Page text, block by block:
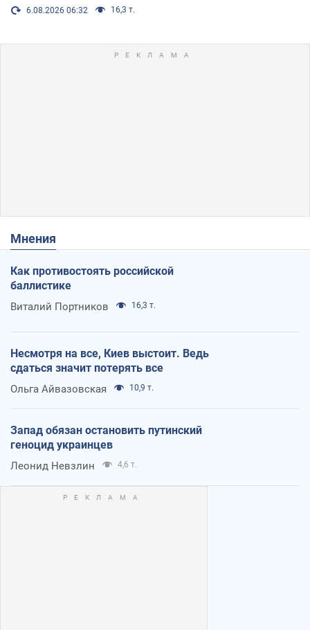
6.08.2026 06:32 16,3 т.
Мнения
Как противостоять российской
баллистике
Виталий Портников 16,3 т.
Несмотря на все, Киев выстоит. Ведь
сдаться значит потерять все
Ольга Айвазовская 10,9 т.
Запад обязан остановить путинский
геноцид украинцев
Леонид Невзлин 4,6 т.